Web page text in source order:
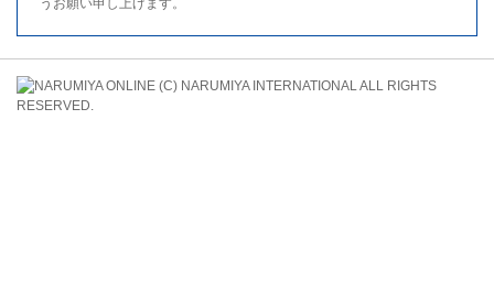
うお願い申し上げます。